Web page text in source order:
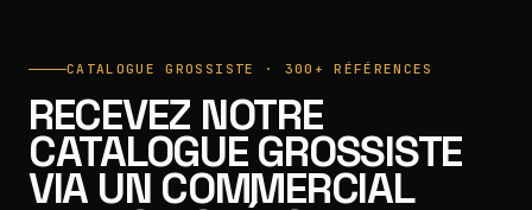
CATALOGUE GROSSISTE · 300+ RÉFÉRENCES
RECEVEZ NOTRE
CATALOGUE GROSSISTE
VIA UN COMMERCIAL